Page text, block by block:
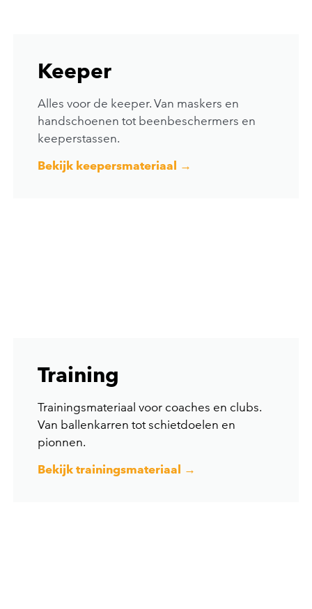
Keeper
Alles voor de keeper. Van maskers en
handschoenen tot beenbeschermers en
keeperstassen.
Bekijk keepersmateriaal →
Training
Trainingsmateriaal voor coaches en clubs.
Van ballenkarren tot schietdoelen en
pionnen.
Bekijk trainingsmateriaal →